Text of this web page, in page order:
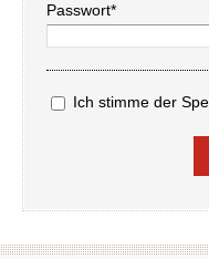
Passwort*
Ich stimme der